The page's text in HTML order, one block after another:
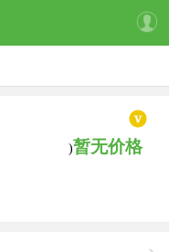
)暂无价格